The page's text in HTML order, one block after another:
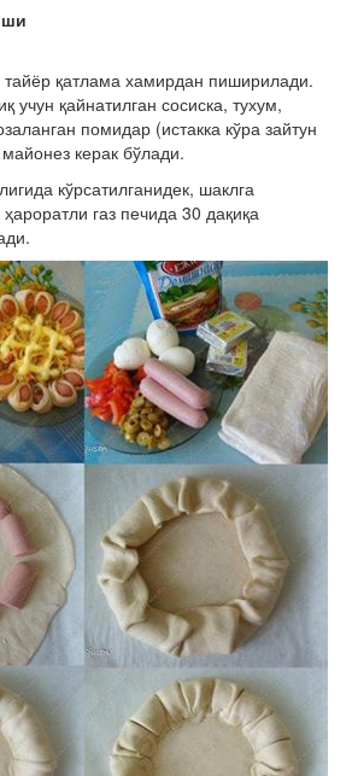
қатлама хамирдан пиширилади.
учун қайнатилган сосиска, тухум,
помидар (истакка кўра зайтун
керак бўлади.
кўрсатилганидек, шаклга
газ печида 30 дақиқа